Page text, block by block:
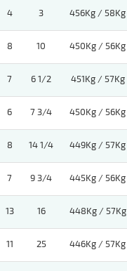
4 3 456Kg / 58Kg
8 10 450Kg / 56Kg
7 6 1/2 451Kg / 57Kg
6 7 3/4 450Kg / 56Kg
8 14 1/4 449Kg / 57Kg
7 9 3/4 445Kg / 56Kg
13 16 448Kg / 57Kg
11 25 446Kg / 57Kg